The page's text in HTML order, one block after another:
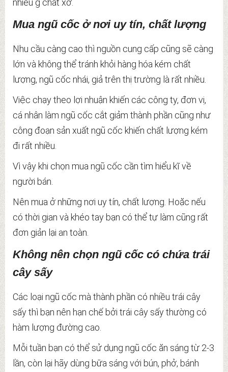
nhiêu g chất xơ.
Mua ngũ cốc ở nơi uy tín, chất lượng
Nhu cầu càng cao thì nguồn cung cấp cũng sẽ càng
lớn và không thể tránh khỏi hàng hóa kém chất
lượng, ngũ cốc nhái, giả trên thị trường là rất nhiều.
Việc chạy theo lợi nhuận khiến các công ty, đơn vị,
cá nhân làm ngũ cốc cắt giảm thành phần cũng như
công đoạn sản xuất ngũ cốc khiến chất lượng kém
đi rất nhiều.
Vì vậy khi chọn mua ngũ cốc cần tìm hiểu kĩ về
người bán.
Nên mua ở những nơi uy tín, chất lượng. Hoặc nếu
có thời gian và khéo tay bạn có thể tự làm cũng rất
đơn giản lại an toàn.
Không nên chọn ngũ cốc có chứa trái
cây sấy
Các loại ngũ cốc mà thành phần có nhiều trái cây
sấy thì bạn nên hạn chế bởi trái cây sấy thường có
hàm lượng đường cao.
Mỗi tuần bạn có thể sử dụng ngũ cốc ăn sáng từ 2-3
lần, còn lại hãy dùng bữa sáng với bún, phở, bánh